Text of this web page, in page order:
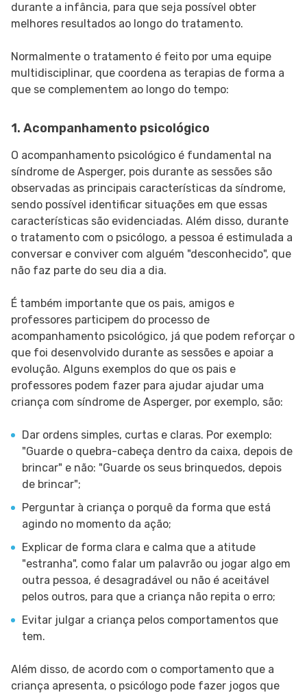
durante a infância, para que seja possível obter
melhores resultados ao longo do tratamento.
Normalmente o tratamento é feito por uma equipe
multidisciplinar, que coordena as terapias de forma a
que se complementem ao longo do tempo:
1. Acompanhamento psicológico
O acompanhamento psicológico é fundamental na
síndrome de Asperger, pois durante as sessões são
observadas as principais características da síndrome,
sendo possível identificar situações em que essas
características são evidenciadas. Além disso, durante
o tratamento com o psicólogo, a pessoa é estimulada a
conversar e conviver com alguém "desconhecido", que
não faz parte do seu dia a dia.
É também importante que os pais, amigos e
professores participem do processo de
acompanhamento psicológico, já que podem reforçar o
que foi desenvolvido durante as sessões e apoiar a
evolução. Alguns exemplos do que os pais e
professores podem fazer para ajudar ajudar uma
criança com síndrome de Asperger, por exemplo, são:
Dar ordens simples, curtas e claras. Por exemplo:
"Guarde o quebra-cabeça dentro da caixa, depois de
brincar" e não: "Guarde os seus brinquedos, depois
de brincar";
Perguntar à criança o porquê da forma que está
agindo no momento da ação;
Explicar de forma clara e calma que a atitude
"estranha", como falar um palavrão ou jogar algo em
outra pessoa, é desagradável ou não é aceitável
pelos outros, para que a criança não repita o erro;
Evitar julgar a criança pelos comportamentos que
tem.
Além disso, de acordo com o comportamento que a
criança apresenta, o psicólogo pode fazer jogos que